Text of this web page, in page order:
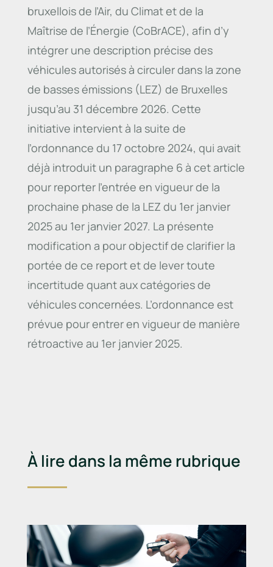
bruxellois de l’Air, du Climat et de la
Maîtrise de l’Énergie (CoBrACE), afin d’y
intégrer une description précise des
véhicules autorisés à circuler dans la zone
de basses émissions (LEZ) de Bruxelles
jusqu’au 31 décembre 2026. Cette
initiative intervient à la suite de
l’ordonnance du 17 octobre 2024, qui avait
déjà introduit un paragraphe 6 à cet article
pour reporter l’entrée en vigueur de la
prochaine phase de la LEZ du 1er janvier
2025 au 1er janvier 2027. La présente
modification a pour objectif de clarifier la
portée de ce report et de lever toute
incertitude quant aux catégories de
véhicules concernées. L’ordonnance est
prévue pour entrer en vigueur de manière
rétroactive au 1er janvier 2025.
À lire dans la même rubrique